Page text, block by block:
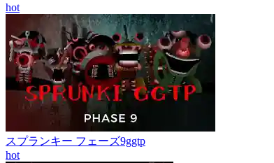
hot
スプランキー フェーズ9ggtp
hot